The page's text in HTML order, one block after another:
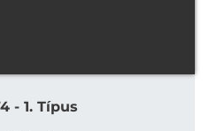
- 1. Típus